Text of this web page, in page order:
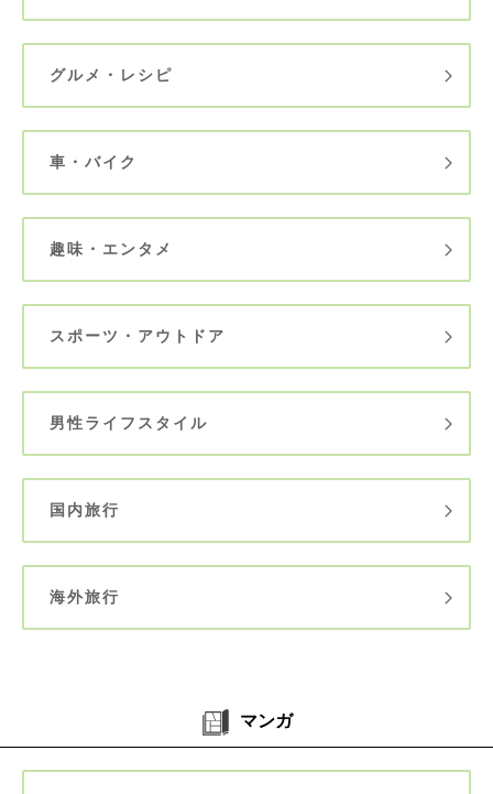
グルメ・レシピ
車・バイク
趣味・エンタメ
スポーツ・アウトドア
男性ライフスタイル
国内旅行
海外旅行
マンガ